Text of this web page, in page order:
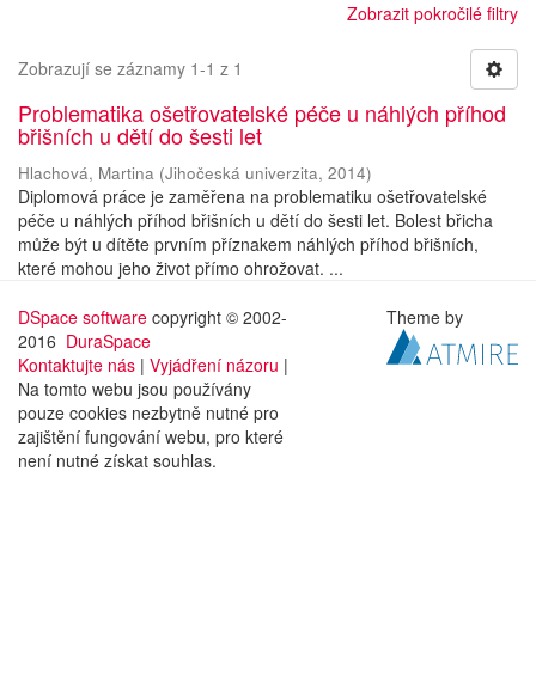
Zobrazit pokročilé filtry
Zobrazují se záznamy 1-1 z 1
Problematika ošetřovatelské péče u náhlých příhod
břišních u dětí do šesti let
Hlachová, Martina (Jihočeská univerzita, 2014)
Diplomová práce je zaměřena na problematiku ošetřovatelské
péče u náhlých příhod břišních u dětí do šesti let. Bolest břicha
může být u dítěte prvním příznakem náhlých příhod břišních,
které mohou jeho život přímo ohrožovat. ...
DSpace software copyright © 2002-
2016 DuraSpace
Kontaktujte nás | Vyjádření názoru |
Na tomto webu jsou používány
pouze cookies nezbytně nutné pro
zajištění fungování webu, pro které
není nutné získat souhlas.
Theme by